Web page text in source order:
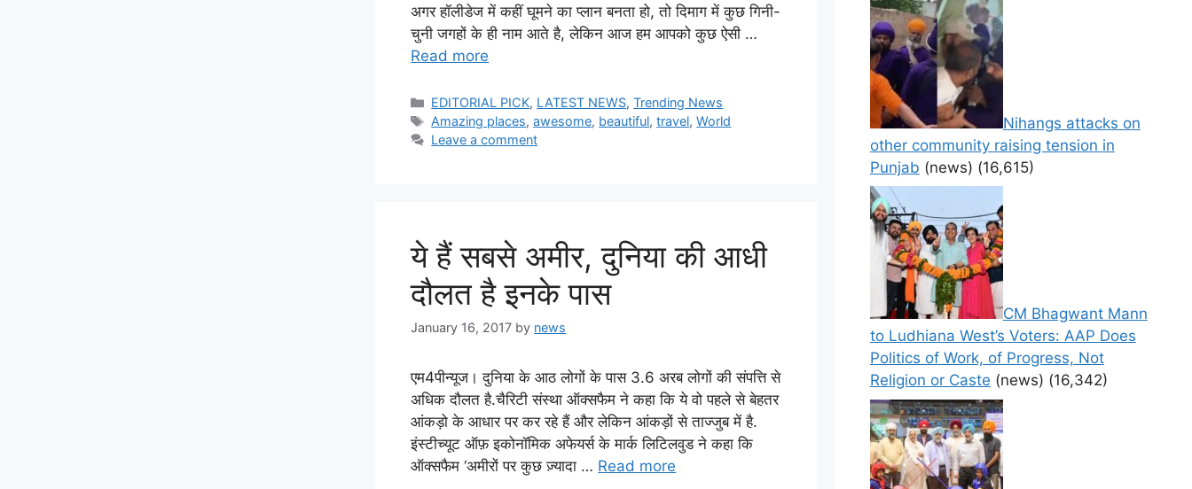
अगर हॉलीडेज में कहीं घूमने का प्लान बनता हो, तो दिमाग में कुछ गिनी-
चुनी जगहों के ही नाम आते है, लेकिन आज हम आपको कुछ ऐसी …
Read more
Categories
EDITORIAL PICK, LATEST NEWS,Trending News
Tags
Amazing places,awesome, beautiful,travel,World
Leave a comment
ये हैं सबसे अमीर, दुनिया की आधी
दौलत है इनके पास
January 16, 2017 by news
एम4पीन्यूज। दुनिया के आठ लोगों के पास 3.6 अरब लोगों की संपत्ति से
अधिक दौलत है.चैरिटी संस्था ऑक्सफैम ने कहा कि ये वो पहले से बेहतर
आंकड़ो के आधार पर कर रहे हैं और लेकिन आंकड़ों से ताज्जुब में है.
इंस्टीच्यूट ऑफ़ इकोनॉमिक अफेयर्स के मार्क लिटिलवुड ने कहा कि
ऑक्सफैम ‘अमीरों पर कुछ ज़्यादा … Read more
Nihangs attacks on
other community raising tension in
Punjab (news) (16,615)
CM Bhagwant Mann
to Ludhiana West’s Voters: AAP Does
Politics of Work, of Progress, Not
Religion or Caste (news) (16,342)